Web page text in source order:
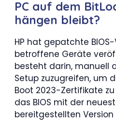
PC auf dem
hängen bleibt?
HP hat gepatchte
betroffene Geräte
besteht darin, manuell
Setup zuzugreifen, um
Boot 2023-Zertifikate
das BIOS mit der
bereitgestellten Version